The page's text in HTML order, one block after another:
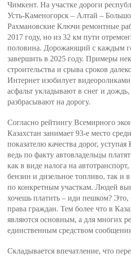
Чимкент. На участке дороги
Усть-Каменогорск – Алтай –
Рахмановские Ключи ремонтные
2017 году, но из 32 км пути
половина. Дорожающий с каждым
завершить в 2025 году. Примеры
строительства и срыва сроков
Интернет изобилует
асфальт укладывают в снег и
разбрасывают на дорогу.
Согласно рейтингу Всемирного
Казахстан занимает 93-е место
показателю качества дорог,
ведь по факту автовладельцы
как в виде налога на
бензин и дизельное топливо, так и
по конкретным участкам. Людей
хочешь платить – иди пешком? Это,
права граждан. Тем более что в
являются основным, а для многих
единственным средством
Складывается впечатление, что